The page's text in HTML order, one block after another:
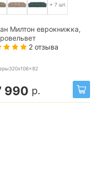
+ 7 шт.
Милтон еврокнижка,
2 отзыва
990 р.